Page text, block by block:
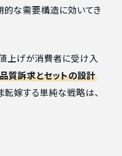
的な需要構造に効いてき
上げが消費者に受け入
質訴求とセットの設計
転嫁する単純な戦略は、